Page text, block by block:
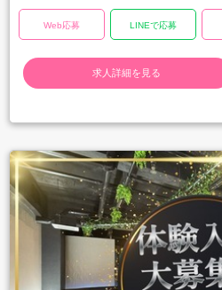
Web応募 LINEで応募
求人詳細を見る